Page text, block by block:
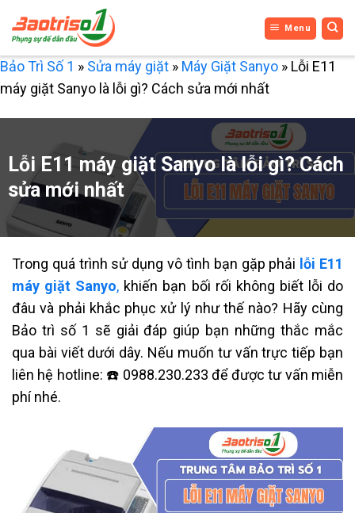
qua
nội
dung
Menu
Bảo Trì Số 1 » Sửa máy giặt » Máy Giặt Sanyo » Lỗi E11
máy giặt Sanyo là lỗi gì? Cách sửa mới nhất
Lỗi E11 máy giặt Sanyo là lỗi gì? Cách
sửa mới nhất
Trong quá trình sử dụng vô tình bạn gặp phải lỗi E11
máy giặt Sanyo, khiến bạn bối rối không biết lỗi do
đâu và phải khắc phục xử lý như thế nào? Hãy cùng
Bảo trì số 1 sẽ giải đáp giúp bạn những thắc mắc
qua bài viết dưới dây. Nếu muốn tư vấn trực tiếp bạn
liên hệ hotline: ☎️ 0988.230.233 để được tư vấn miễn
phí nhé.